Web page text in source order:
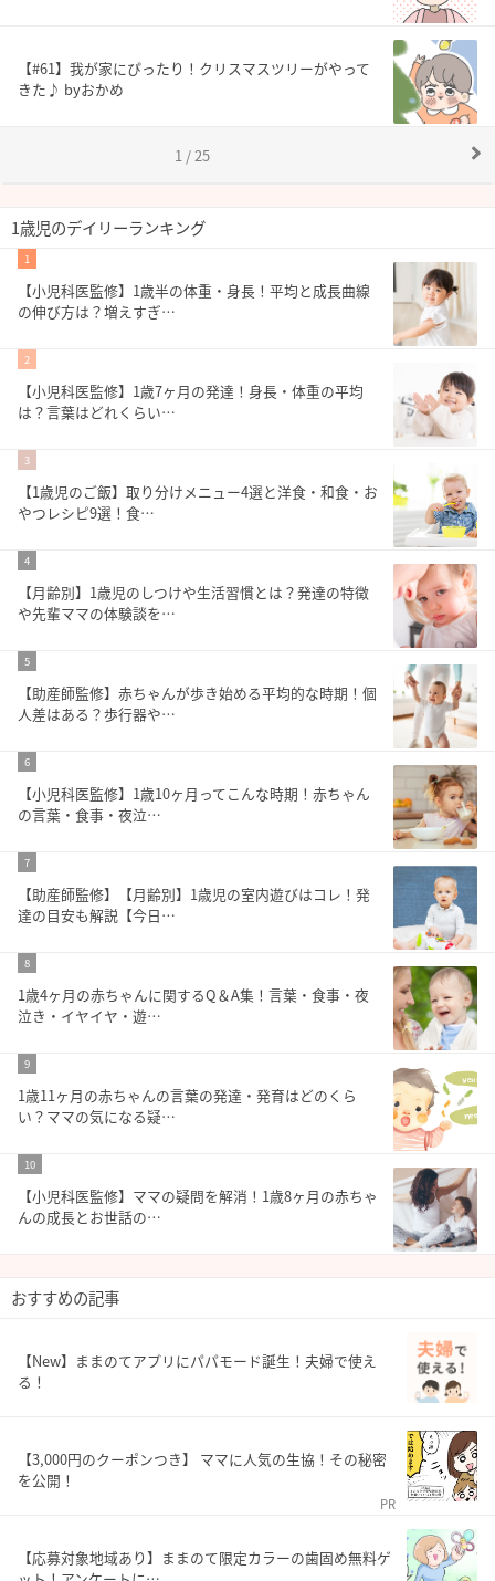
【#61】我が家にぴったり！クリスマスツリーがやって
きた♪ byおかめ
1 / 25
1歳児のデイリーランキング
1
【小児科医監修】1歳半の体重・身長！平均と成長曲線
の伸び方は？増えすぎ…
2
【小児科医監修】1歳7ヶ月の発達！身長・体重の平均
は？言葉はどれくらい…
3
【1歳児のご飯】取り分けメニュー4選と洋食・和食・お
やつレシピ9選！食…
4
【月齢別】1歳児のしつけや生活習慣とは？発達の特徴
や先輩ママの体験談を…
5
【助産師監修】赤ちゃんが歩き始める平均的な時期！個
人差はある？歩行器や…
6
【小児科医監修】1歳10ヶ月ってこんな時期！赤ちゃん
の言葉・食事・夜泣…
7
【助産師監修】【月齢別】1歳児の室内遊びはコレ！発
達の目安も解説【今日…
8
1歳4ヶ月の赤ちゃんに関するQ＆A集！言葉・食事・夜
泣き・イヤイヤ・遊…
9
1歳11ヶ月の赤ちゃんの言葉の発達・発育はどのくら
い？ママの気になる疑…
10
【小児科医監修】ママの疑問を解消！1歳8ヶ月の赤ちゃ
んの成長とお世話の…
おすすめの記事
【New】ままのてアプリにパパモード誕生！夫婦で使え
る！
【3,000円のクーポンつき】 ママに人気の生協！その秘密
を公開！
PR
【応募対象地域あり】ままのて限定カラーの歯固め無料ゲ